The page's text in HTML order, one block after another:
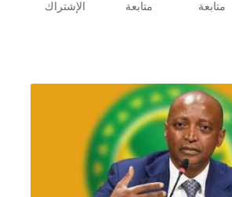
متابعة
متابعة
الإشتراك